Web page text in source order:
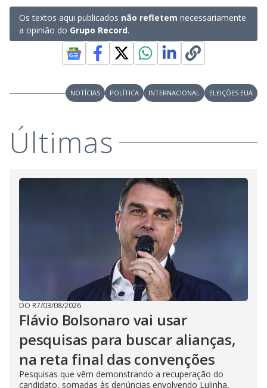
Os textos aqui publicados não refletem necessariamente
a opinião do Grupo Record.
NOTÍCIAS POLÍTICA INTERNACIONAL ELEIÇÕES EUA
Últimas
DO R7/03/08/2026
Flávio Bolsonaro vai usar
pesquisas para buscar alianças,
na reta final das convenções
Pesquisas que vêm demonstrando a recuperação do
candidato, somadas às denúncias envolvendo Lulinha,